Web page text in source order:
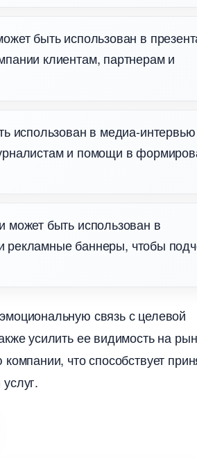
быть использован в
клиентам, партнерам и
использован в медиа-
и помощи в
может быть использован
рекламные баннеры, чтобы
связь с целевой
усилить ее видимость на
что способствует